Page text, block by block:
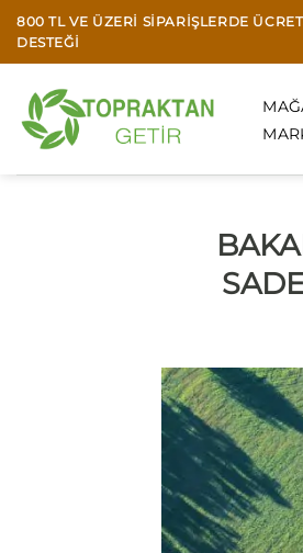
İçeriğe
atla
800 TL VE ÜZERI SIPARIŞLERDE
DESTEĞI